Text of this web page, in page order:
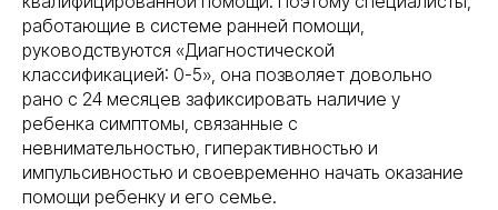
работающие в системе ранней помощи,
руководствуются «Диагностической
классификацией: 0-5», она позволяет довольно
рано с 24 месяцев зафиксировать наличие у
ребенка симптомы, связанные с
невнимательностью, гиперактивностью и
импульсивностью и своевременно начать оказание
помощи ребенку и его семье.